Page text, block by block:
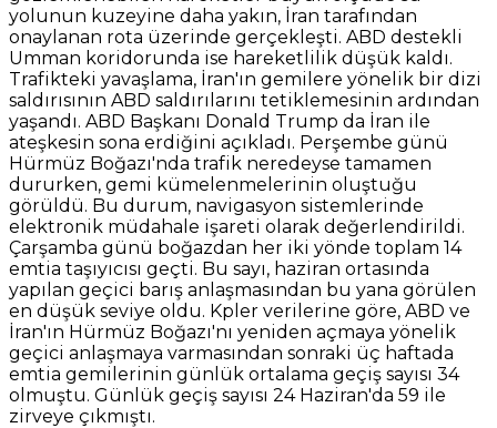
yolunun kuzeyine daha yakın, İran tarafından
onaylanan rota üzerinde gerçekleşti. ABD destekli
Umman koridorunda ise hareketlilik düşük kaldı.
Trafikteki yavaşlama, İran'ın gemilere yönelik bir dizi
saldırısının ABD saldırılarını tetiklemesinin ardından
yaşandı. ABD Başkanı Donald Trump da İran ile
ateşkesin sona erdiğini açıkladı. Perşembe günü
Hürmüz Boğazı'nda trafik neredeyse tamamen
dururken, gemi kümelenmelerinin oluştuğu
görüldü. Bu durum, navigasyon sistemlerinde
elektronik müdahale işareti olarak değerlendirildi.
Çarşamba günü boğazdan her iki yönde toplam 14
emtia taşıyıcısı geçti. Bu sayı, haziran ortasında
yapılan geçici barış anlaşmasından bu yana görülen
en düşük seviye oldu. Kpler verilerine göre, ABD ve
İran'ın Hürmüz Boğazı'nı yeniden açmaya yönelik
geçici anlaşmaya varmasından sonraki üç haftada
emtia gemilerinin günlük ortalama geçiş sayısı 34
olmuştu. Günlük geçiş sayısı 24 Haziran'da 59 ile
zirveye çıkmıştı.